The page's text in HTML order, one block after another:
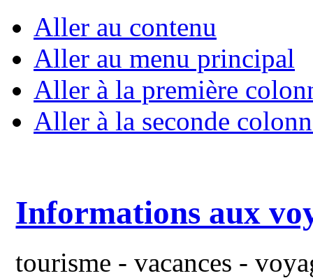
Aller au contenu
Aller au menu principal
Aller à la première
Aller à la seconde
Informations aux
tourisme - vacances -